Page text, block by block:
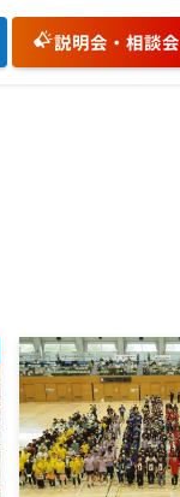
説明会・相談会